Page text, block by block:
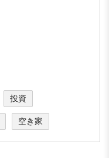
投資
空き家